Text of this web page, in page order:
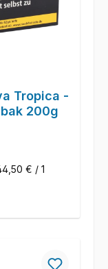
Tropica -
200g
€ / 1